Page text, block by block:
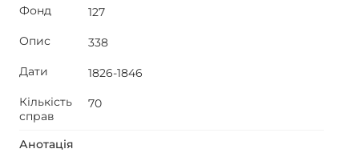
Фонд
127
Опис
338
Дати
1826-1846
Кількість
справ
70
Анотація